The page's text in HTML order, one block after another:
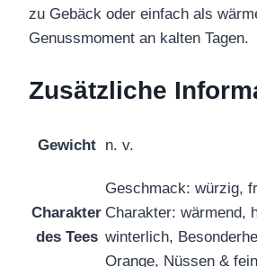
zu Gebäck oder einfach als
Genussmoment an kalten Tagen.
Zusätzliche
Gewicht n. v.
Charakter
des Tees
Geschmack: würzig,
Charakter: wärmend,
winterlich,
Orange, Nüssen &